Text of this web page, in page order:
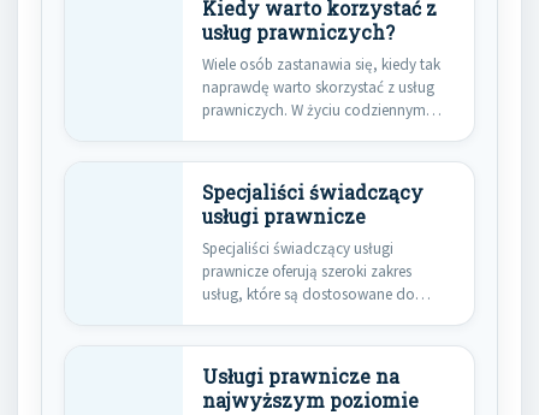
Kiedy warto korzystać z
usług prawniczych?
Wiele osób zastanawia się, kiedy tak
naprawdę warto skorzystać z usług
prawniczych. W życiu codziennym…
Specjaliści świadczący
usługi prawnicze
Specjaliści świadczący usługi
prawnicze oferują szeroki zakres
usług, które są dostosowane do
Usługi prawnicze na
najwyższym poziomie